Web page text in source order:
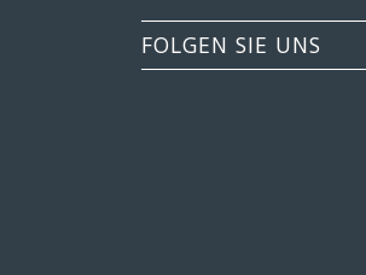
FOLGEN SIE UNS